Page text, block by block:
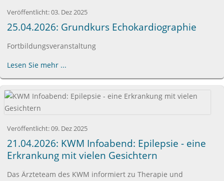
Veröffentlicht:03. Dez 2025
25.04.2026: Grundkurs Echokardiographie
Fortbildungsveranstaltung
Lesen Sie mehr ...
Veröffentlicht:09. Dez 2025
21.04.2026: KWM Infoabend: Epilepsie - eine
Erkrankung mit vielen Gesichtern
Das Ärzteteam des KWM informiert zu Therapie und